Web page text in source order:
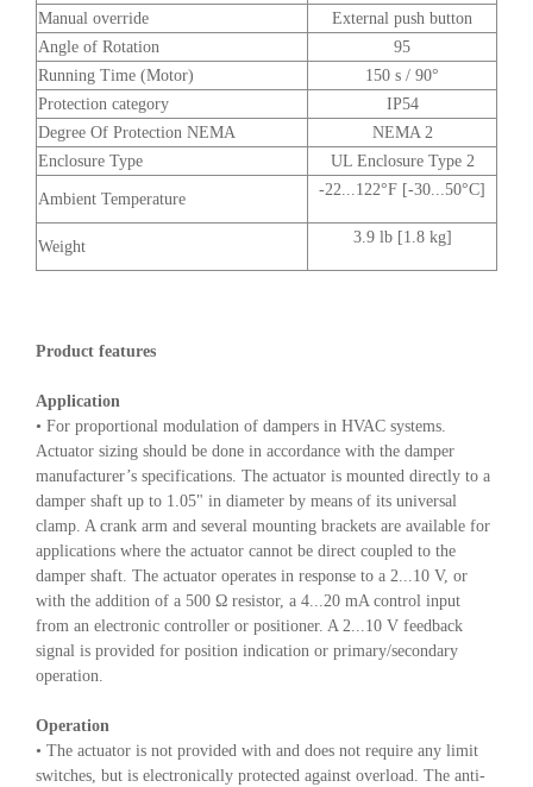
Manual override
External push button
Angle of Rotation
95
Running Time (Motor)
150 s / 90°
Protection category
IP54
Degree Of Protection NEMA
NEMA 2
Enclosure Type
UL Enclosure Type 2
Ambient Temperature
-22...122°F [-30...50°C]
Weight
3.9 lb [1.8 kg]
Product features
Application
• For proportional modulation of dampers in HVAC systems.
Actuator sizing should be done in accordance with the damper
manufacturer’s specifications. The actuator is mounted directly to a
damper shaft up to 1.05" in diameter by means of its universal
clamp. A crank arm and several mounting brackets are available for
applications where the actuator cannot be direct coupled to the
damper shaft. The actuator operates in response to a 2...10 V, or
with the addition of a 500 Ω resistor, a 4...20 mA control input
from an electronic controller or positioner. A 2...10 V feedback
signal is provided for position indication or primary/secondary
operation.
Operation
• The actuator is not provided with and does not require any limit
switches, but is electronically protected against overload. The anti-